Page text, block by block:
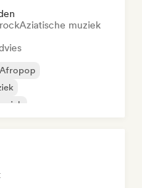
Aziatische muziek